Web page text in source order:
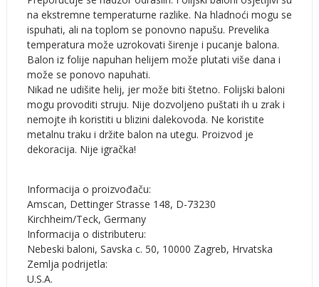
na ekstremne temperaturne razlike. Na hladnoći mogu se
ispuhati, ali na toplom se ponovno napušu. Prevelika
temperatura može uzrokovati širenje i pucanje balona.
Balon iz folije napuhan helijem može plutati više dana i
može se ponovo napuhati.
Nikad ne udišite helij, jer može biti štetno. Folijski baloni
mogu provoditi struju. Nije dozvoljeno puštati ih u zrak i
nemojte ih koristiti u blizini dalekovoda. Ne koristite
metalnu traku i držite balon na utegu. Proizvod je
dekoracija. Nije igračka!
Informacija o proizvođaču:
Amscan, Dettinger Strasse 148, D-73230
Kirchheim/Teck, Germany
Informacija o distributeru:
Nebeski baloni, Savska c. 50, 10000 Zagreb, Hrvatska
Zemlja podrijetla:
U.S.A.